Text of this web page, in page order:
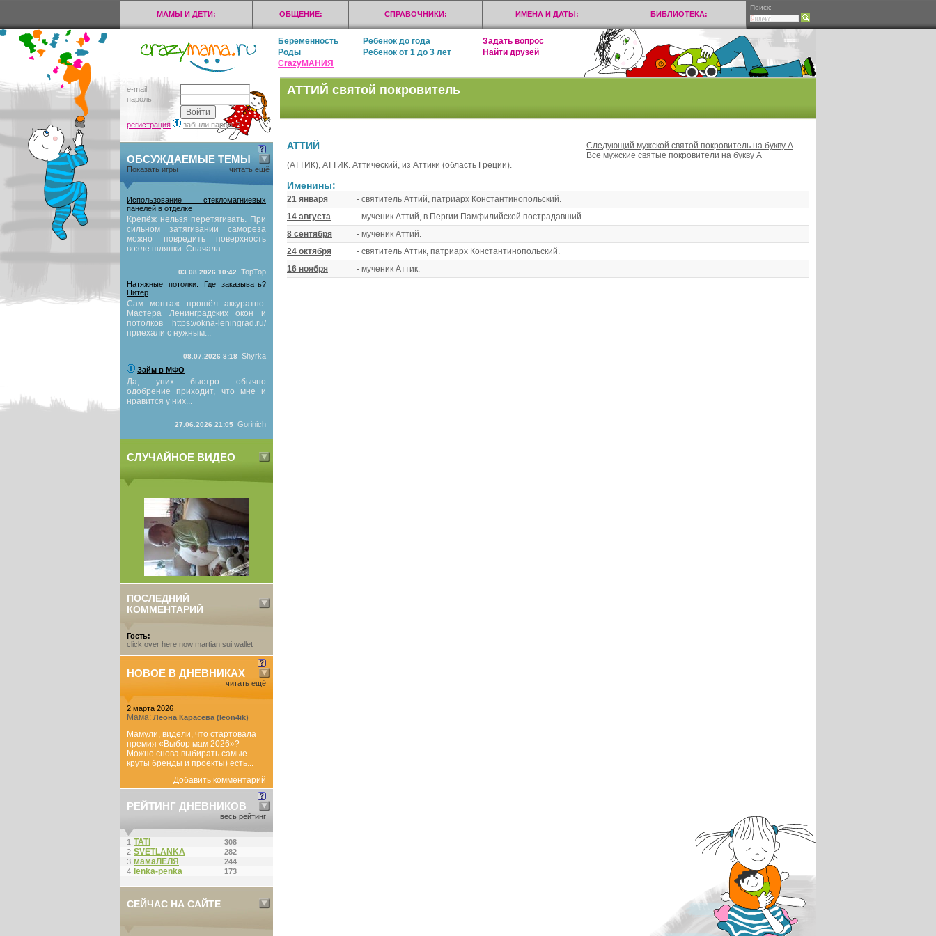
МАМЫ И ДЕТИ: ОБЩЕНИЕ: СПРАВОЧНИКИ: ИМЕНА И ДАТЫ: БИБЛИОТЕКА:
Поиск:
Беременность Ребенок до года
Задать вопрос
Роды
Ребенок от 1 до 3 лет
Найти друзей
CrazyМАНИЯ
e-mail:
пароль:
регистрация забыли пароль?
ОБСУЖДАЕМЫЕ ТЕМЫ
Показать игры читать ещё
Использование стекломагниевых
панелей в отделке
Крепёж нельзя перетягивать. При
сильном затягивании самореза
можно повредить поверхность
возле шляпки. Сначала...
03.08.2026 10:42
TopTop
Натяжные потолки. Где заказывать?
Питер
Сам монтаж прошёл аккуратно.
Мастера Ленинградских окон и
потолков https://okna-leningrad.ru/
приехали с нужным...
08.07.2026 8:18
Shyrka
Займ в МФО
Да, уних быстро обычно
одобрение приходит, что мне и
нравится у них...
27.06.2026 21:05 Gorinich
СЛУЧАЙНОЕ ВИДЕО
ПОСЛЕДНИЙ
КОММЕНТАРИЙ
Гость:
click over here now martian sui wallet
НОВОЕ В ДНЕВНИКАХ
читать ещё
2 марта 2026
Мама: Леона Карасева (leon4ik)
Мамули, видели, что стартовала
премия «Выбор мам 2026»?
Можно снова выбирать самые
круты бренды и проекты) есть...
Добавить комментарий
РЕЙТИНГ ДНЕВНИКОВ
весь рейтинг
1. ТАТI
308
2. SVETLANKA
282
3. мамаЛЁЛЯ
244
4. lenka-penka 173
СЕЙЧАС НА САЙТЕ
АТТИЙ святой покровитель
АТТИЙ
Следующий мужской святой покровитель на букву А
Все мужские святые покровители на букву А
(АТТИК), АТТИК. Аттический, из Аттики (область Греции).
Именины:
21 января
- святитель Аттий, патриарх Константинопольский.
14 августа
- мученик Аттий, в Пергии Памфилийской пострадавший.
8 сентября
- мученик Аттий.
24 октября
- святитель Аттик, патриарх Константинопольский.
16 ноября
- мученик Аттик.